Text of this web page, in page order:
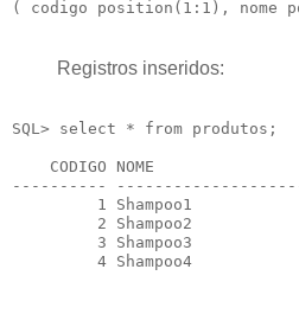
Registros inseridos:
SQL> select * from produtos;
CODIGO NOME
----------
1 Shampoo1
2 Shampoo2
3 Shampoo3